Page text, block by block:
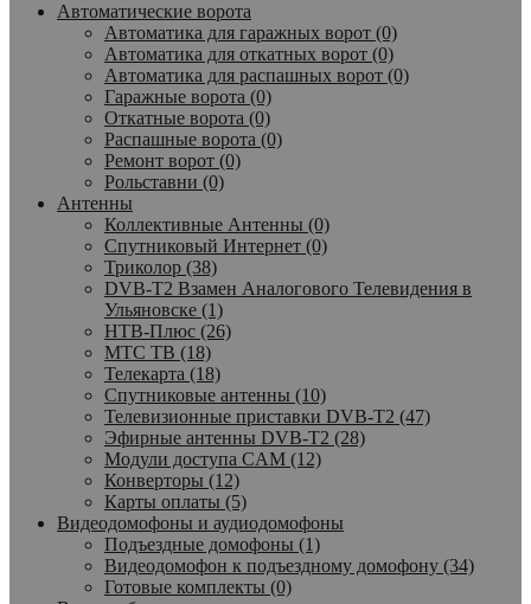
Автоматические ворота
Автоматика для гаражных ворот (0)
Автоматика для откатных ворот (0)
Автоматика для распашных ворот (0)
Гаражные ворота (0)
Откатные ворота (0)
Распашные ворота (0)
Ремонт ворот (0)
Рольставни (0)
Антенны
Коллективные Антенны (0)
Спутниковый Интернет (0)
Триколор (38)
DVB-T2 Взамен Аналогового Телевидения в
Ульяновске (1)
НТВ-Плюс (26)
МТС ТВ (18)
Телекарта (18)
Спутниковые антенны (10)
Телевизионные приставки DVB-T2 (47)
Эфирные антенны DVB-T2 (28)
Модули доступа CAM (12)
Конверторы (12)
Карты оплаты (5)
Видеодомофоны и аудиодомофоны
Подъездные домофоны (1)
Видеодомофон к подъездному домофону (34)
Готовые комплекты (0)